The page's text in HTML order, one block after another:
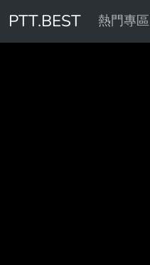
PTT.BEST 熱門專區